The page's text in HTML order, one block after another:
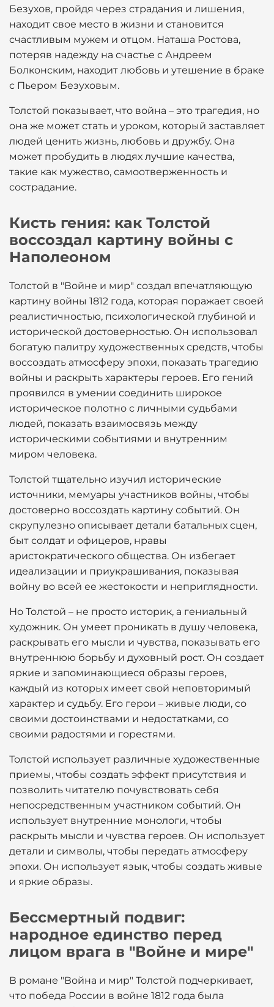
Безухов, пройдя через страдания и лишения,
находит свое место в жизни и становится
счастливым мужем и отцом. Наташа Ростова,
потеряв надежду на счастье с Андреем
Болконским, находит любовь и утешение в браке
с Пьером Безуховым.
Толстой показывает, что война – это трагедия, но
она же может стать и уроком, который заставляет
людей ценить жизнь, любовь и дружбу. Она
может пробудить в людях лучшие качества,
такие как мужество, самоотверженность и
сострадание.
Кисть гения: как Толстой
воссоздал картину войны с
Наполеоном
Толстой в "Войне и мир" создал впечатляющую
картину войны 1812 года, которая поражает своей
реалистичностью, психологической глубиной и
исторической достоверностью. Он использовал
богатую палитру художественных средств, чтобы
воссоздать атмосферу эпохи, показать трагедию
войны и раскрыть характеры героев. Его гений
проявился в умении соединить широкое
историческое полотно с личными судьбами
людей, показать взаимосвязь между
историческими событиями и внутренним
миром человека.
Толстой тщательно изучил исторические
источники, мемуары участников войны, чтобы
достоверно воссоздать картину событий. Он
скрупулезно описывает детали батальных сцен,
быт солдат и офицеров, нравы
аристократического общества. Он избегает
идеализации и приукрашивания, показывая
войну во всей ее жестокости и неприглядности.
Но Толстой – не просто историк, а гениальный
художник. Он умеет проникать в душу человека,
раскрывать его мысли и чувства, показывать его
внутреннюю борьбу и духовный рост. Он создает
яркие и запоминающиеся образы героев,
каждый из которых имеет свой неповторимый
характер и судьбу. Его герои – живые люди, со
своими достоинствами и недостатками, со
своими радостями и горестями.
Толстой использует различные художественные
приемы, чтобы создать эффект присутствия и
позволить читателю почувствовать себя
непосредственным участником событий. Он
использует внутренние монологи, чтобы
раскрыть мысли и чувства героев. Он использует
детали и символы, чтобы передать атмосферу
эпохи. Он использует язык, чтобы создать живые
и яркие образы.
Бессмертный подвиг:
народное единство перед
лицом врага в "Войне и мире"
В романе "Война и мир" Толстой подчеркивает,
что победа России в войне 1812 года была